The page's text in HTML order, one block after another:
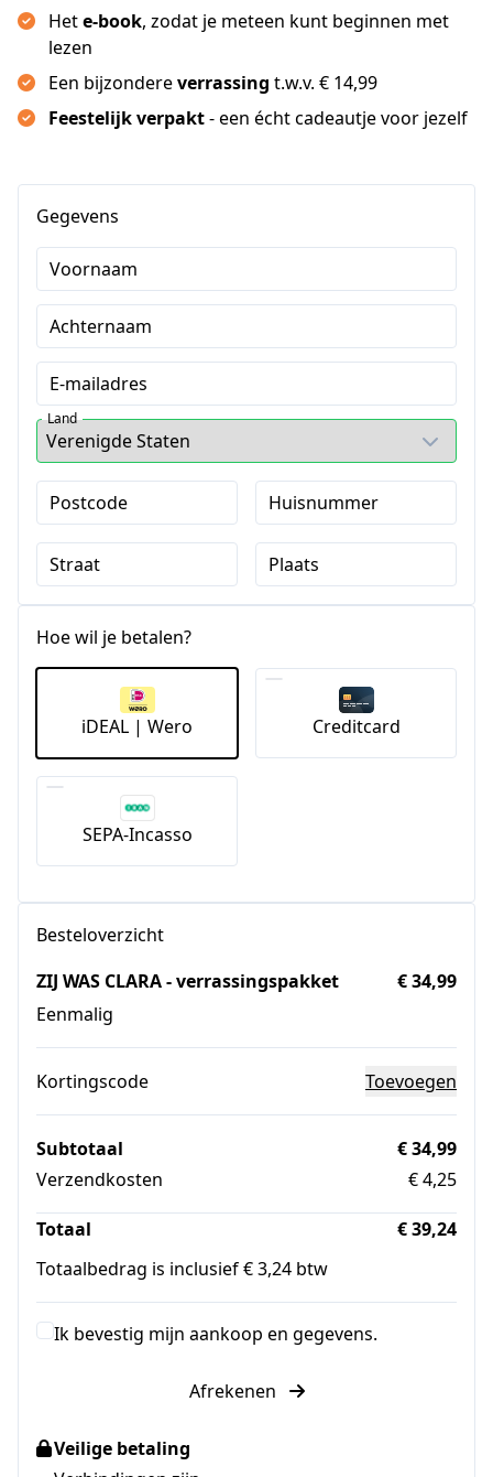
Hete-book, zodat je meteen kunt beginnen met
lezen
Een bijzondereverrassing t.w.v. € 14,99
Feestelijk verpakt- een écht cadeautje voor jezelf
Gegevens
Voornaam
Achternaam
E-mailadres
Land
Postcode Huisnummer
Straat Plaats
Hoe wil je betalen?
iDEAL | Wero Creditcard
SEPA-Incasso
Besteloverzicht
ZIJ WAS CLARA - verrassingspakket
Eenmalig
€ 34,99
Kortingscode Toevoegen
Subtotaal
€ 34,99
Verzendkosten
€ 4,25
Totaal
€ 39,24
Totaalbedrag is inclusief € 3,24 btw
Ik bevestig mijn aankoop en gegevens.
Afrekenen
Veilige betaling